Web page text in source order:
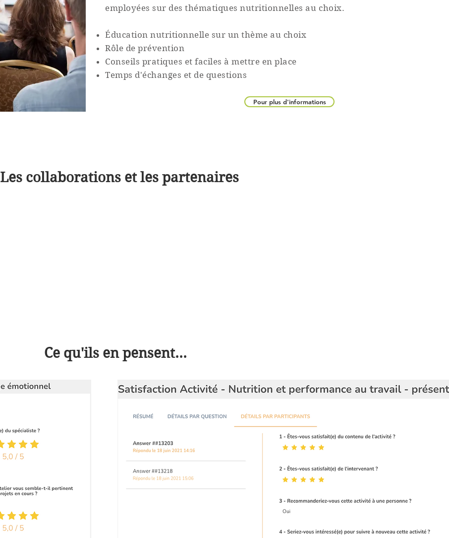
employées sur desthématiques nutritionnelles au choix.
Éducation nutritionnelle sur un thème au choix
Rôle de prévention
Conseils pratiques et faciles à mettre en place
Temps d'échanges et de questions
Pour plus d'informations
Les collaborations et les partenaires
Ce qu'ils en pensent...